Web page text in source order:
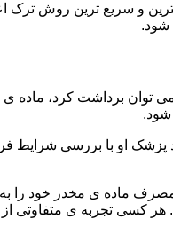
و سریع ترین روش ترک
شود.
برداشت کرد، ماده ی
شود.
او با بررسی شرایط
ماده ی مخدر خود را به
کسی تجربه ی متفاوتی از